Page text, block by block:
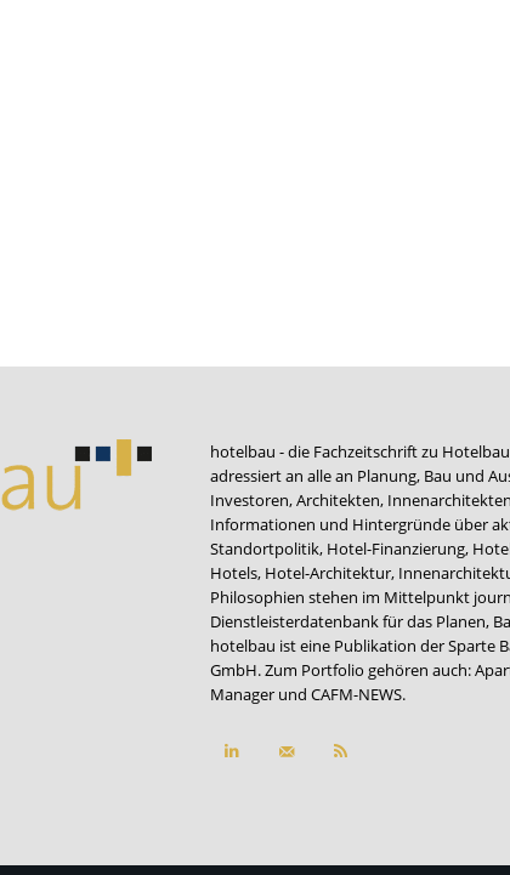
hotelbau - die Fachzeitschrift zu
adressiert an alle an Planung, Bau und
Investoren, Architekten,
Informationen und Hintergründe über
Standortpolitik, Hotel-Finanzierung,
Hotels, Hotel-Architektur,
Philosophien stehen im Mittelpunkt
Dienstleisterdatenbank für das Planen,
hotelbau ist eine Publikation der Sparte
GmbH. Zum Portfolio gehören auch:
Manager und CAFM-NEWS.